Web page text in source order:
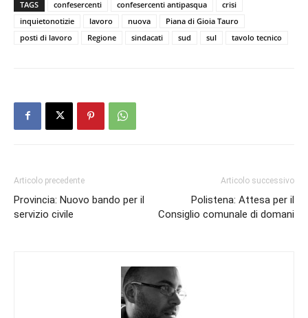
TAGS confesercenti confesercenti antipasqua
crisi
inquietonotizie
lavoro nuova
Piana di Gioia Tauro
posti di lavoro
Regione sindacati sud sul tavolo tecnico
Articolo precedente
Provincia: Nuovo bando per il
servizio civile
Articolo successivo
Polistena: Attesa per il
Consiglio comunale di domani